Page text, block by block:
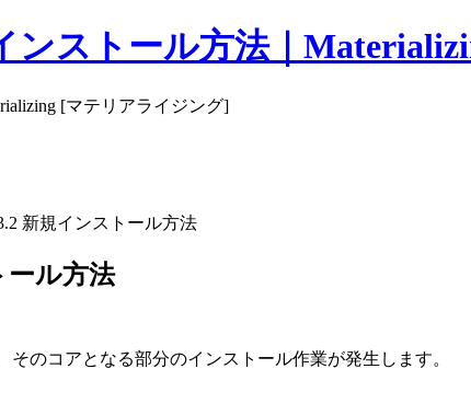
ンストール方法｜
[マテリアライジング]
新規インストール方法
ール方法
そのコアとなる部分のインストール作業が発生します。